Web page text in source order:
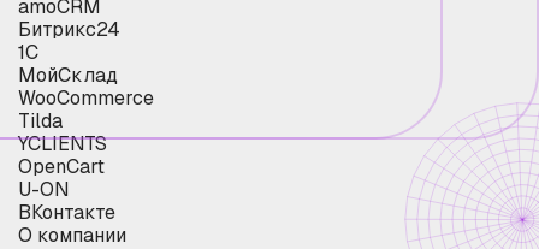
amoCRM
Битрикс24
1С
МойСклад
WooCommerce
Tilda
YCLIENTS
OpenCart
U-ON
ВКонтакте
О компании